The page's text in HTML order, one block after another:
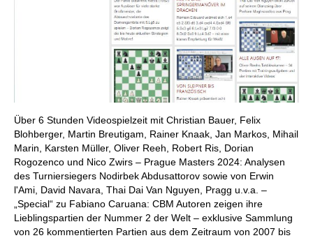
Über 6 Stunden Videospielzeit mit Christian Bauer, Felix
Blohberger, Martin Breutigam, Rainer Knaak, Jan Markos, Mihail
Marin, Karsten Müller, Oliver Reeh, Robert Ris, Dorian
Rogozenco und Nico Zwirs – Prague Masters 2024: Analysen
des Turniersiegers Nodirbek Abdusattorov sowie von Erwin
l'Ami, David Navara, Thai Dai Van Nguyen, Pragg u.v.a. –
„Special“ zu Fabiano Caruana: CBM Autoren zeigen ihre
Lieblingspartien der Nummer 2 der Welt – exklusive Sammlung
von 26 kommentierten Partien aus dem Zeitraum von 2007 bis